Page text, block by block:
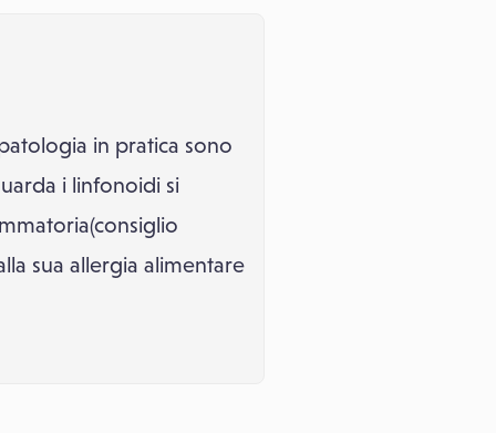
in pratica sono
i linfonoidi si
sua allergia alimentare